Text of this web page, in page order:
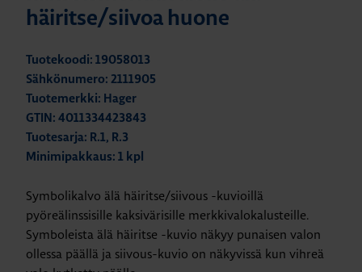
häiritse/siivoa huone
Tuotekoodi: 19058013
Sähkönumero: 2111905
Tuotemerkki: Hager
GTIN: 4011334423843
Tuotesarja: R.1, R.3
Minimipakkaus: 1 kpl
Symbolikalvo älä häiritse/siivous -kuvioillä
pyöreälinssisille kaksivärisille merkkivalokalusteille.
Symboleista älä häiritse -kuvio näkyy punaisen valon
ollessa päällä ja siivous-kuvio on näkyvissä kun vihreä